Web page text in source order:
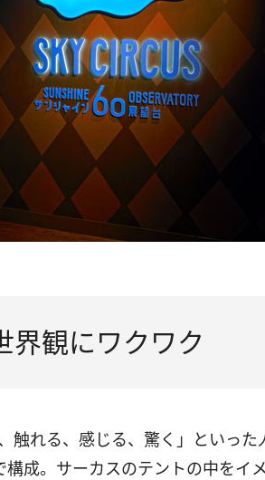
界観にワクワク
触れる、感じる、驚く」といった
成。サーカスのテントの中をイ